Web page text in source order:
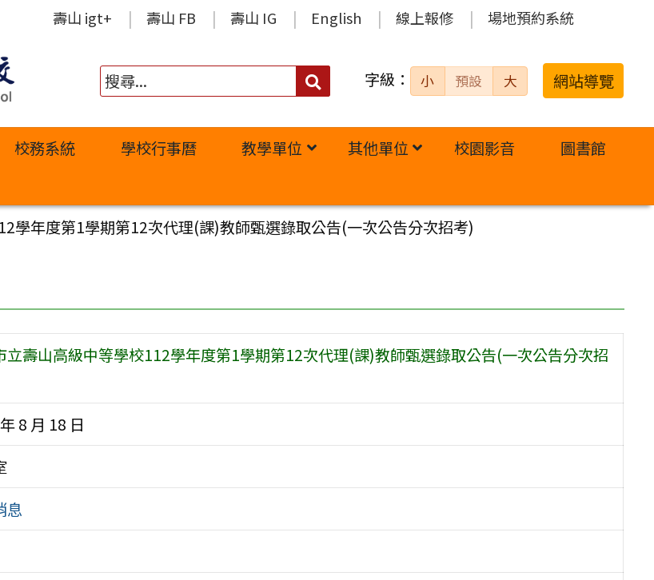
壽山 igt+ 壽山 FB 壽山 IG English 線上報修 場地預約系統
搜
字級： 小 預設 大 網站導覽
校務系統 學校行事曆 教學單位 其他單位 校園影音
圖書館
學年度第1學期第12次代理(課)教師甄選錄取公告(一次公告分次招考)
立壽山高級中等學校112學年度第1學期第12次代理(課)教師甄選錄取公告(一次公告分次招
8 月 18 日
息